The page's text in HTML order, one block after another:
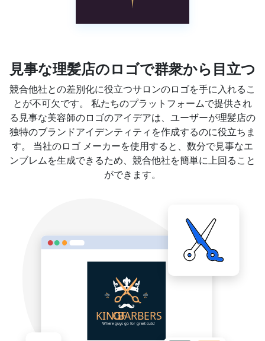
見事な理髪店のロゴで群衆から目立つ
競合他社との差別化に役立つサロンのロゴを手に入れるこ
とが不可欠です。 私たちのプラットフォームで提供され
る見事な美容師のロゴのアイデアは、ユーザーが理髪店の
独特のブランドアイデンティティを作成するのに役立ちま
す。 当社のロゴ メーカーを使用すると、数分で見事なエ
ンブレムを生成できるため、競合他社を簡単に上回ること
ができます。